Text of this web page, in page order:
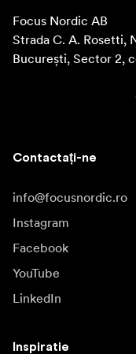
Focus Nordic AB
Strada C. A. Rosetti,
București, Sector 2,
Contactați-ne
info@focusnordic.ro
Instagram
Facebook
YouTube
LinkedIn
Inspiratie